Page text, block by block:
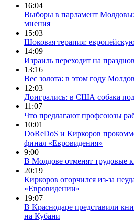
16:04
Выборы в парламент
мнения
15:03
Шоковая терапия:
14:09
Израиль переходит на
13:16
Вес золота: в этом году
12:03
Доигрались: в США собака
11:07
Что предлагают профсоюзы
10:01
DoReDoS и Киркоров
финал «Евровидения»
9:00
В Молдове отменят трудовые
20:19
Киркоров огорчился из-за
«Евровидении»
19:07
В Краснодаре представили
на Кубани